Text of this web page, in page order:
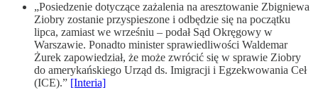
„Posiedzenie dotyczące zażalenia na aresztowanie Zbigniewa
Ziobry zostanie przyspieszone i odbędzie się na początku
lipca, zamiast we wrześniu – podał Sąd Okręgowy w
Warszawie. Ponadto minister sprawiedliwości Waldemar
Żurek zapowiedział, że może zwrócić się w sprawie Ziobry
do amerykańskiego Urząd ds. Imigracji i Egzekwowania Ceł
(ICE).” [Interia]